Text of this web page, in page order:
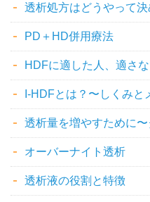
透析処方はどうやって決
PD＋HD併用療法
HDFに適した人、適さな
I-HDFとは？〜しくみと
透析量を増やすために
オーバーナイト透析
透析液の役割と特徴